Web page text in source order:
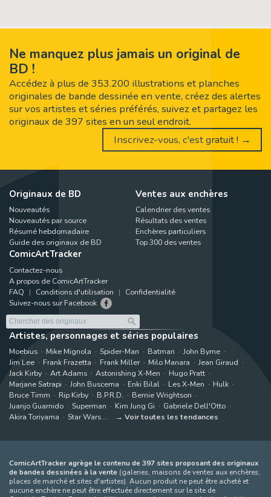
Ne manquez plus jamais un original de
BD !
Accédez à plus de 353.200 illustrations et planches
originales de bande dessinée en vente, créez des alertes
sur vos artistes et séries préférés, suivez et partagez les
originaux de 397 sites en un seul endroit.
Inscrivez-vous, c'est gratuit ! →
Originaux de BD
Nouveautés
Nouveautés par source
Résumé hebdomadaire
Guide des originaux de BD
Ventes aux enchères
Calendrier des ventes
Résultats des ventes
Enchères particuliers
Top 300 des ventes
ComicArtTracker
Contactez-nous
A propos de ComicArtTracker
FAQ
Conditions d'utilisation
Confidentialité
Suivez-nous sur Facebook
Artistes, personnages et séries populaires
Moebius Mike Mignola Spider-Man Batman
John Byrne
Jim Lee
Frank Frazetta Frank Miller Milo Manara
Jean Giraud
Jack Kirby
Art Adams Astonishing X-Men
Hugo Pratt
Marjane Satrapi
John Buscema Enki Bilal Les X-Men
Hulk
Bruce Timm
Rip Kirby B.P.R.D.
Bernie Wrightson
Juanjo Guarnido
Superman Kim Jung Gi
Gabriele Dell'Otto
Akira Toriyama
Star Wars Voir toutes les tendances
ComicArtTracker agrège le contenu de 397 sites proposant des originaux
de bandes dessinées à la vente (galeries, maisons de ventes aux enchères,
places de marché et sites d'artistes). Aucun produit ne peut être acheté et
aucune enchère ne peut être effectuée directement sur le site de